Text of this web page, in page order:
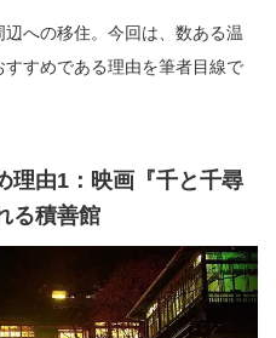
への移住。今回は、数ある温
すめである理由を筆者目線で
理由1：映画『千と千尋
る積善館